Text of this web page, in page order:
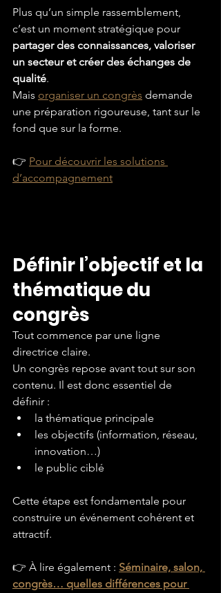
Plus qu’un simple rassemblement,
c’est un moment stratégique pour
partager des connaissances, valoriser
un secteur et créer des échanges de
qualité.
Mais organiser un congrès demande
une préparation rigoureuse, tant sur le
fond que sur la forme.
👉 Pour découvrir les solutions
d’accompagnement
Définir l’objectif et la
thématique du
congrès
Tout commence par une ligne
directrice claire.
Un congrès repose avant tout sur son
contenu. Il est donc essentiel de
définir :
la thématique principale
les objectifs (information, réseau,
innovation…)
le public ciblé
Cette étape est fondamentale pour
construire un événement cohérent et
attractif.
👉 À lire également : Séminaire, salon,
congrès… quelles différences pour